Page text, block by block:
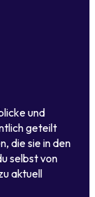
und
geteilt
die sie in den
selbst von
aktuell